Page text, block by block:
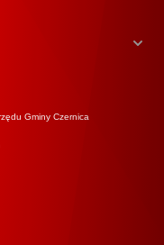
Gminy Czernica